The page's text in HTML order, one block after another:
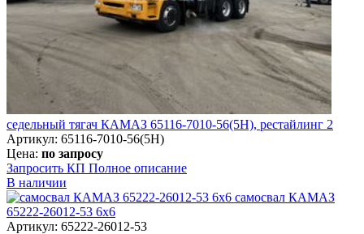
седельный тягач КАМАЗ 65116-7010-56(5Н), рестайлинг 2
Артикул: 65116-7010-56(5Н)
Цена: по запросу
Запросить КП Полное описание
В наличии
самосвал КАМАЗ
65222-26012-53 6х6
Артикул: 65222-26012-53